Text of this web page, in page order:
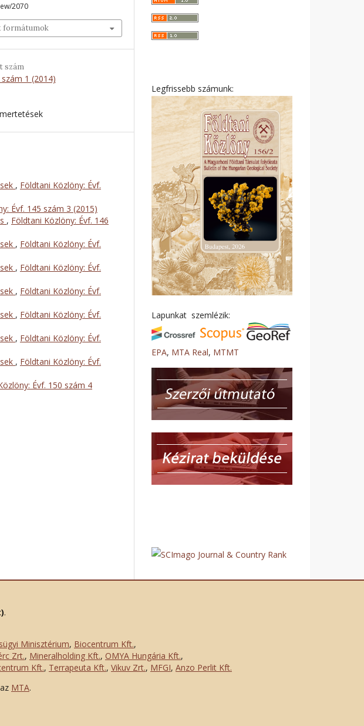
2070
formátumok
szám
szám 1 (2014)
, Földtani Közlöny: Évf.
Évf. 145 szám 3 (2015)
, Földtani Közlöny: Évf. 146
, Földtani Közlöny: Évf.
, Földtani Közlöny: Évf.
, Földtani Közlöny: Évf.
, Földtani Közlöny: Évf.
, Földtani Közlöny: Évf.
, Földtani Közlöny: Évf.
Évf. 150 szám 4
Legfrissebb számunk:
Lapunkat szemlézik:
EPA, MTA Real, MTMT
.
Minisztérium, Biocentrum Kft.,
Zrt., Mineralholding Kft., OMYA Hungária Kft.,
Kft., Terrapeuta Kft., Vikuv Zrt., MFGI, Anzo Perlit Kft.
MTA.